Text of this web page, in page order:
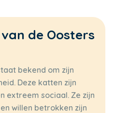
de Oosters
bekend om zijn
Deze katten zijn
extreem sociaal. Ze zijn
willen betrokken zijn